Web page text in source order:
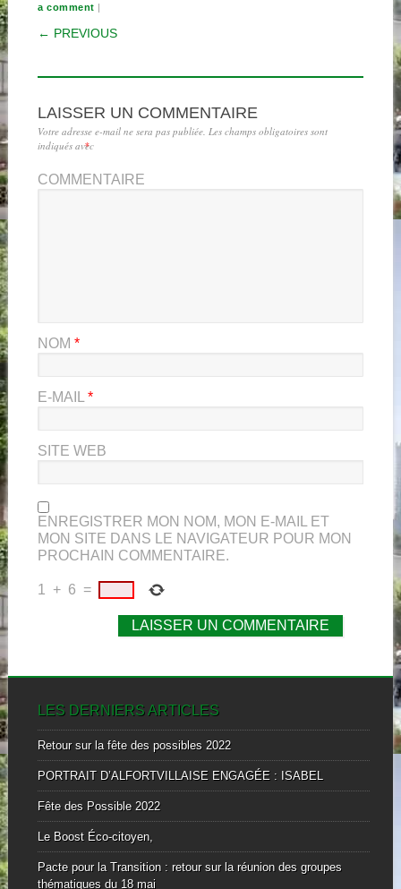
a comment |
POST NAVIGATION
← PREVIOUS
LAISSER UN COMMENTAIRE
Votre adresse e-mail ne sera pas publiée. Les champs obligatoires sont
indiqués avec
*
COMMENTAIRE
NOM *
E-MAIL *
SITE WEB
ENREGISTRER MON NOM, MON E-MAIL ET
MON SITE DANS LE NAVIGATEUR POUR MON
PROCHAIN COMMENTAIRE.
1 + 6 =
LES DERNIERS ARTICLES
Retour sur la fête des possibles 2022
PORTRAIT D’ALFORTVILLAISE ENGAGÉE : ISABEL
Fête des Possible 2022
Le Boost Éco-citoyen,
Pacte pour la Transition : retour sur la réunion des groupes
thématiques du 18 mai